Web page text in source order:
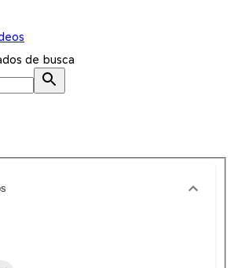
de busca